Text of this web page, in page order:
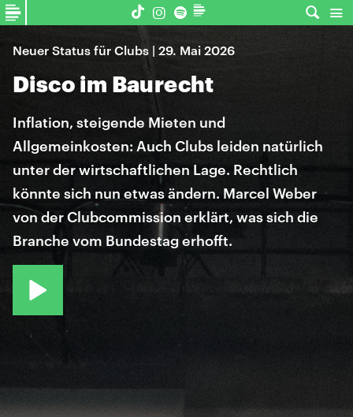
Neuer Status für Clubs | 29. Mai 2026
Disco im Baurecht
Inflation, steigende Mieten und
Allgemeinkosten: Auch Clubs leiden natürlich
unter der wirtschaftlichen Lage. Rechtlich
könnte sich nun etwas ändern. Marcel Weber
von der Clubcommission erklärt, was sich die
Branche vom Bundestag erhofft.